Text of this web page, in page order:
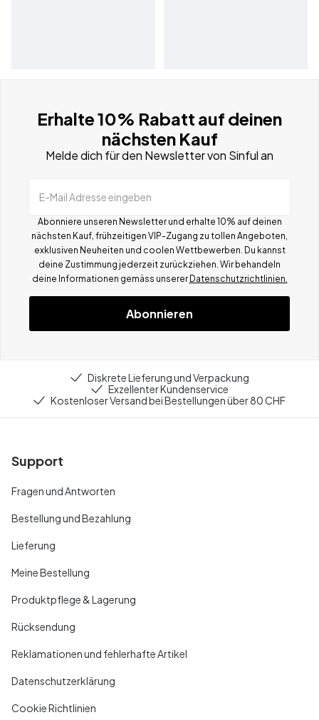
Erhalte 10% Rabatt auf deinen
nächsten Kauf
Melde dich für den Newsletter von Sinful an
E-Mail Adresse eingeben
Abonniere unseren Newsletter und erhalte 10% auf deinen
nächsten Kauf, frühzeitigen VIP-Zugang zu tollen Angeboten,
exklusiven Neuheiten und coolen Wettbewerben. Du kannst
deine Zustimmung jederzeit zurückziehen. Wir behandeln
deine Informationen gemäss unserer Datenschutzrichtlinien.
Abonnieren
Diskrete Lieferung und Verpackung
Exzellenter Kundenservice
Kostenloser Versand bei Bestellungen über 80 CHF
Support
Fragen und Antworten
Bestellung und Bezahlung
Lieferung
Meine Bestellung
Produktpflege & Lagerung
Rücksendung
Reklamationen und fehlerhafte Artikel
Datenschutzerklärung
Cookie Richtlinien